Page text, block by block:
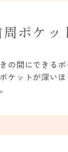
周ポケッ
の間にできる
ケットが深い